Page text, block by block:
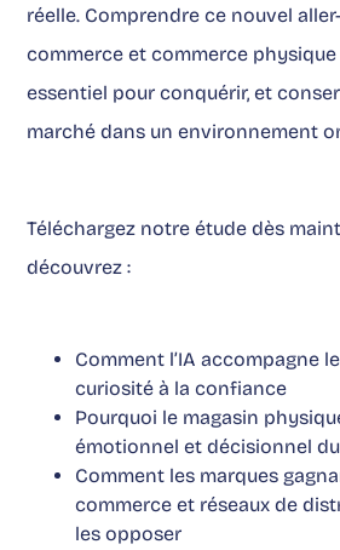
réelle. Comprendre ce nouvel
commerce et commerce
essentiel pour conquérir, et
marché dans un environnement
Téléchargez notre étude dès
découvrez :
Comment l’IA accompagne
curiosité à la confiance
Pourquoi le magasin
émotionnel et décisionnel
Comment les marques
commerce et réseaux de
les opposer